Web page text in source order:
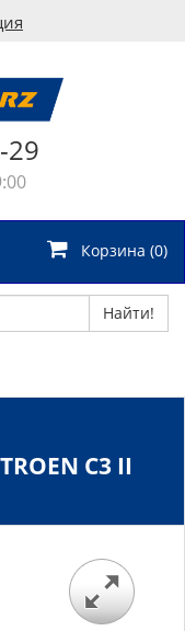
29
Корзина (0)
Найти!
C3 II